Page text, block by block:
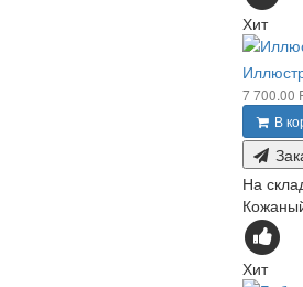
Хит
7 700.00
В
На
Хит